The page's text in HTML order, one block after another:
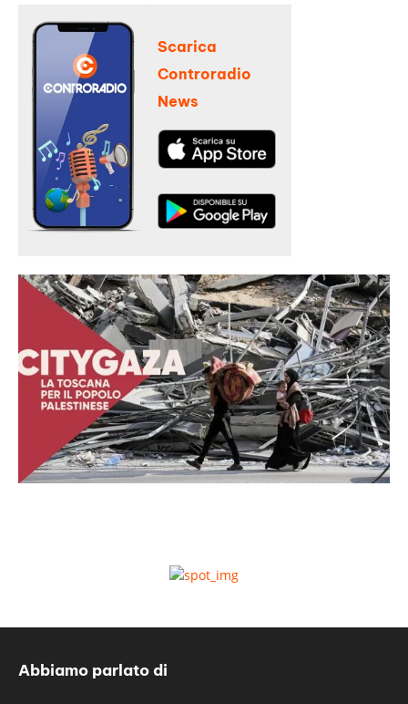
Scarica
Controradio
News
Abbiamo parlato di